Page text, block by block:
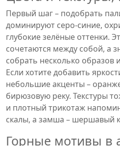
Первый шаг – подобрать
доминируют серо‑синие,
глубокие зелёные оттенки.
сочетаются между собой, а
собрать несколько образов
Если хотите добавить
небольшие акценты –
бирюзовую реку. Текстуры
и плотный трикотаж
скалы, а замша – шершавый
Горные мотивы в